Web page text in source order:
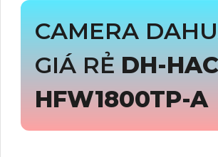
CAMERA
GIÁ RẺ DH-
HFW1800TP-A